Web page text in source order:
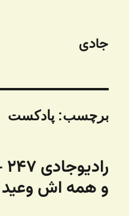
جادی
برچسب:پادکست
و همه اش وعید